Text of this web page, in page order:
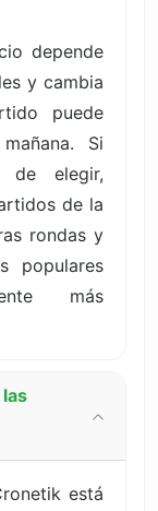
depende
y cambia
puede
Si
de elegir,
de la
rondas y
populares
más
está